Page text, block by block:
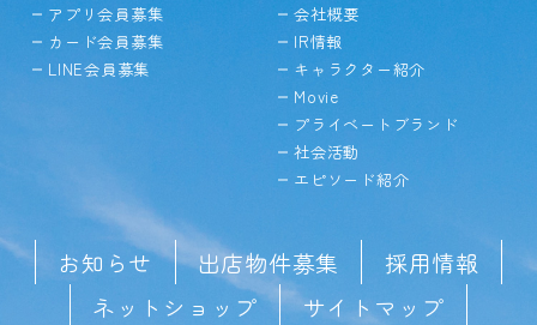
アプリ会員募集
カード会員募集
LINE会員募集
会社概要
IR情報
キャラクター紹介
Movie
プライベートブランド
社会活動
エピソード紹介
お知らせ 出店物件募集
採用情報
ネットショップ
サイトマップ